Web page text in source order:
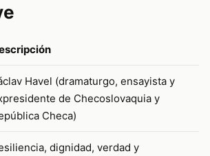
Havel (dramaturgo, ensayista y
de Checoslovaquia y
Checa)
dignidad, verdad y